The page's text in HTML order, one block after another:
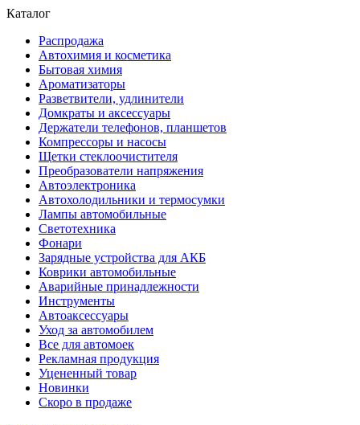
Каталог
Распродажа
Автохимия и косметика
Бытовая химия
Ароматизаторы
Разветвители, удлинители
Домкраты и аксессуары
Держатели телефонов, планшетов
Компрессоры и насосы
Щетки стеклоочистителя
Преобразователи напряжения
Автоэлектроника
Автохолодильники и термосумки
Лампы автомобильные
Светотехника
Фонари
Зарядные устройства для АКБ
Коврики автомобильные
Аварийные принадлежности
Инструменты
Автоаксессуары
Уход за автомобилем
Все для автомоек
Рекламная продукция
Уцененный товар
Новинки
Скоро в продаже